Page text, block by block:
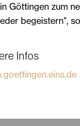
Göttingen zum
begeistern",
Infos